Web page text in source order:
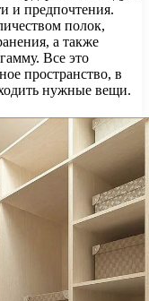
и предпочтения.
полок,
а также
Все это
пространство, в
нужные вещи.